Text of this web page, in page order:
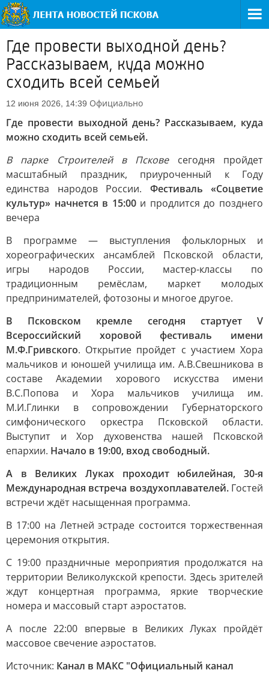
Где провести выходной день?
Рассказываем, куда можно
сходить всей семьей
12 июня 2026, 14:39 Официально
Где провести выходной день? Рассказываем, куда
можно сходить всей семьей.
В парке Строителей в Псковесегодня пройдет
масштабный праздник, приуроченный к Году
единства народов России. Фестиваль «Соцветие
культур» начнется в 15:00 и продлится до позднего
вечера
В программе — выступления фольклорных и
хореографических ансамблей Псковской области,
игры народов России, мастер-классы по
традиционным ремёслам, маркет молодых
предпринимателей, фотозоны и многое другое.
В Псковском кремле сегодня стартует V
Всероссийский хоровой фестиваль имени
М.Ф.Гривского. Открытие пройдет с участием Хора
мальчиков и юношей училища им. А.В.Свешникова в
составе Академии хорового искусства имени
В.С.Попова и Хора мальчиков училища им.
М.И.Глинки в сопровождении Губернаторского
симфонического оркестра Псковской области.
Выступит и Хор духовенства нашей Псковской
епархии. Начало в 19:00, вход свободный.
А в Великих Луках проходит юбилейная, 30-я
Международная встреча воздухоплавателей. Гостей
встречи ждёт насыщенная программа.
В 17:00 на Летней эстраде состоится торжественная
церемония открытия.
С 19:00 праздничные мероприятия продолжатся на
территории Великолукской крепости. Здесь зрителей
ждут концертная программа, яркие творческие
номера и массовый старт аэростатов.
А после 22:00 впервые в Великих Луках пройдёт
массовое свечение аэростатов.
Источник: Канал в МАКС "Официальный канал